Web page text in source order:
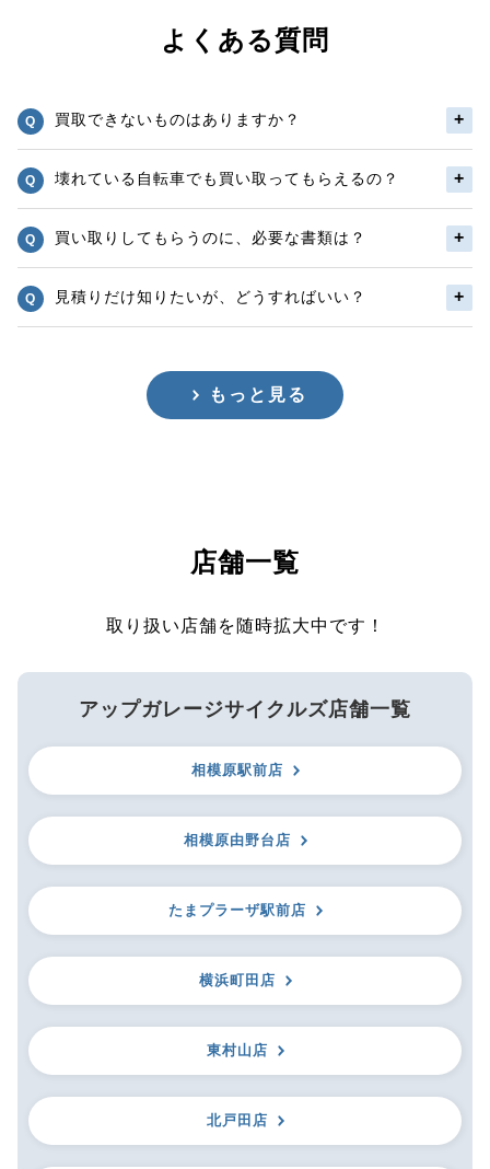
よくある質問
買取できないものはありますか？
壊れている自転車でも買い取ってもらえるの？
買い取りしてもらうのに、必要な書類は？
見積りだけ知りたいが、どうすればいい？
もっと見る
店舗一覧
取り扱い店舗を随時拡大中です！
アップガレージサイクルズ店舗一覧
相模原駅前店
相模原由野台店
たまプラーザ駅前店
横浜町田店
東村山店
北戸田店